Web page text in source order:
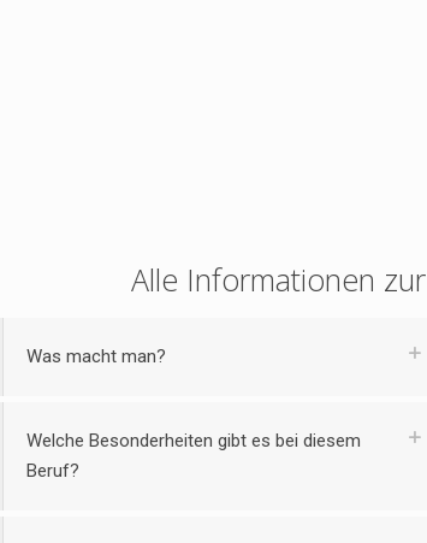
Alle Informationen
Was macht man?
Welche Besonderheiten gibt es bei diesem
Beruf?